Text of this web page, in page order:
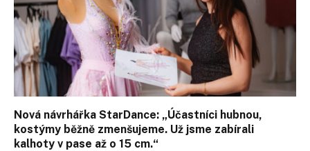
Nová návrhářka StarDance: „Účastníci hubnou,
kostýmy běžně zmenšujeme. Už jsme zabírali
kalhoty v pase až o 15 cm.“